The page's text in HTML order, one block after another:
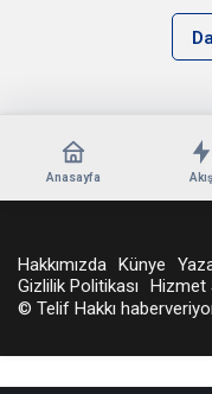
Anasayfa Akış
Hakkımızda Künye
Gizlilik Politikası
Hizmet
© Telif Hakkı